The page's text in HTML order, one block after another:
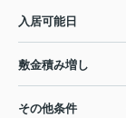
入居可能日
敷金積み増し
その他条件